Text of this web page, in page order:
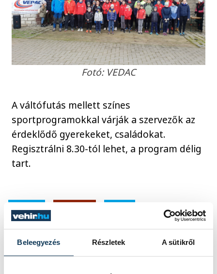
Beleegyezés Részletek A sütikről
Fotó: VEDAC
A váltófutás mellett színes
sportprogramokkal várják a szervezők az
érdeklődő gyerekeket, családokat.
Regisztrálni 8.30-tól lehet, a program délig
tart.
szabadidősport
futás Séd-völgy